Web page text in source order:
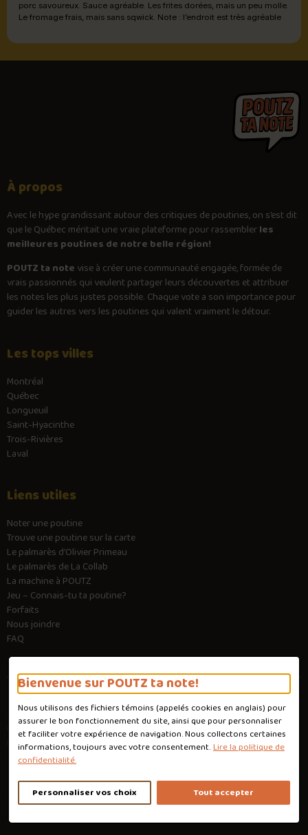
Bienvenue sur POUTZ ta note!
Nous utilisons des fichiers témoins (appelés cookies en anglais) pour
assurer le bon fonctionnement du site, ainsi que pour personnaliser
et faciliter votre expérience de navigation. Nous collectons certaines
informations, toujours avec votre consentement.Lire la politique de
confidentialité.
Personnaliser vos choix Tout accepter
porc savoureux. Sauce agréable. Les frites dorées, mais un peu molle.
Le fromage frais, mais sans sqwick. Note : l’endroit est très agréable
À propos
Avec lehypegrandissant autour des critiques de poutines, on s’est dit
que le Québec méritait une vraie plateforme pour rassemblerles
meilleures poutines de notre belle région!
POUTZ ta note vise à créer une communauté engagée, formée de
vrais passionnés qui veulent partager leurs découvertes et attribuer
les notes les plus justes possible. Chaque vote a son importance pour
guider les autres vers les poutines qui valent vraiment le détour.
Les tops villes
Montréal
Québec
Longueuil
Saint-Hyacinthe
Trois-Rivières
Laval
Liens utiles
Noter une poutine
Trouve une poutine sur la carte
Le palmarès d’Olivier Primeau
Le palmarès de La Collab
La machine à POUTZ
Jeu – Connais-tu ta poutine?
Forfaits
Nous joindre
FAQ
Copyright © 2026
Conditions d'utilisation
Politique de confidentialité
Personnaliser les cookies
Conception :Ekloweb